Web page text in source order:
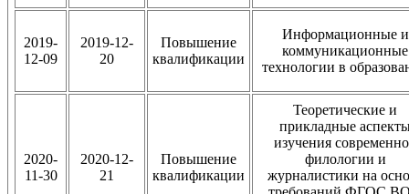
2019-
12-09
2019-12-
20
Повышение
квалификации
Информационные и
коммуникационные
технологии в
2020-
11-30
2020-12-
21
Повышение
квалификации
Теоретические и
прикладные
изучения
филологии и
журналистики на